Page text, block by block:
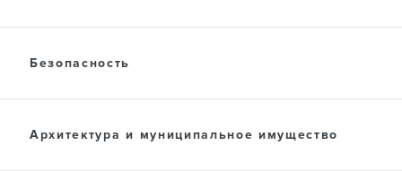
Безопасность
Архитектура и муниципальное имущество